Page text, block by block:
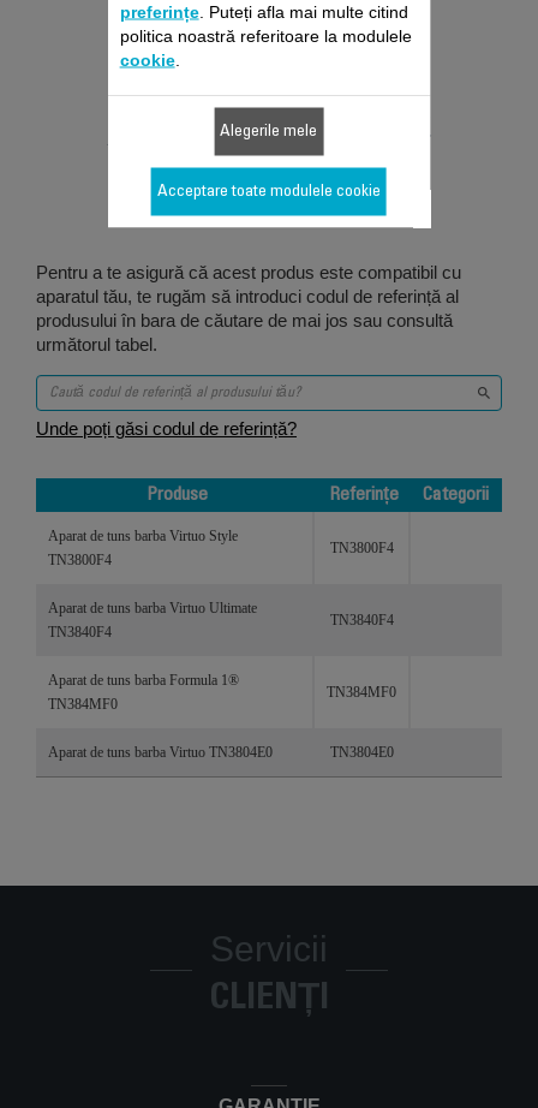
Proiectat pentru 4
produs/produse
Pentru a te asigură că acest produs este compatibil cu
aparatul tău, te rugăm să introduci codul de referință al
produsului în bara de căutare de mai jos sau consultă
următorul tabel.
Unde poți găsi codul de referință?
Produse Referințe
Categorii
Aparat de tuns barba Virtuo Style
TN3800F4
TN3800F4
Aparat de tuns barba Virtuo Ultimate
TN3840F4
TN3840F4
Aparat de tuns barba Formula 1®
TN384MF0
TN384MF0
Aparat de tuns barba Virtuo TN3804E0 TN3804E0
Servicii
CLIENȚI
preferințe. Puteți afla mai multe citind
politica noastră referitoare la modulele
cookie.
Alegerile mele
Acceptare toate modulele cookie